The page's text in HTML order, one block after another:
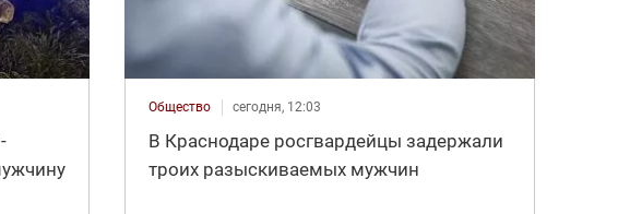
Общество сегодня, 12:03
В Краснодаре росгвардейцы задержали
троих разыскиваемых мужчин